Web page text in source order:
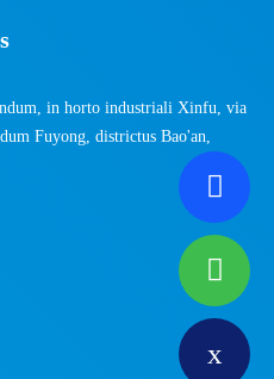
in horto industriali Xinfu, via
Fuyong, districtus Bao'an,